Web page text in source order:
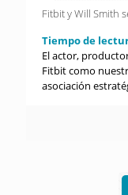
Fitbit y Will Smith
Tiempo de
El actor,
Fitbit como
asociación